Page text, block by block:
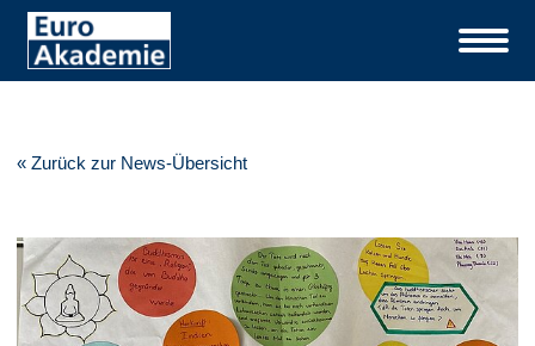
« Zurück zur News-Übersicht